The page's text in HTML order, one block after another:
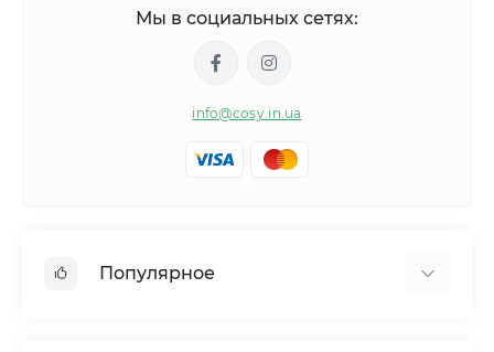
Мы в социальных сетях:
info@cosy.in.ua
Популярное